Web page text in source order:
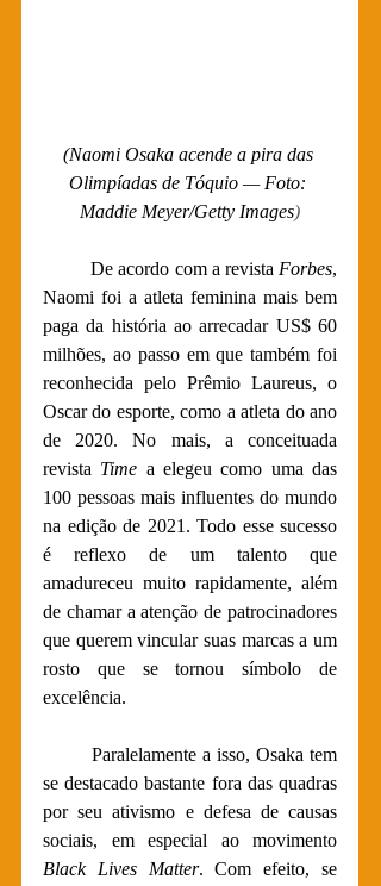
(Naomi Osaka acende a pira das
Olimpíadas de Tóquio — Foto:
Maddie Meyer/Getty Images)
	De acordo com a revista
Forbes,
Naomi foi a atleta feminina mais bem
paga da história ao arrecadar US$ 60
milhões, ao passo em que também foi
reconhecida pelo Prêmio Laureus, o
Oscar do esporte, como a atleta do ano
de 2020. No mais, a conceituada
revista Time a elegeu como uma das
100 pessoas mais influentes do mundo
na edição de 2021. Todo esse sucesso
é reflexo de um talento que
amadureceu muito rapidamente, além
de chamar a atenção de patrocinadores
que querem vincular suas marcas a um
rosto que se tornou símbolo de
excelência.
se destacado bastante fora das quadras
por seu ativismo e defesa de causas
Black Lives Matter. Com efeito, se